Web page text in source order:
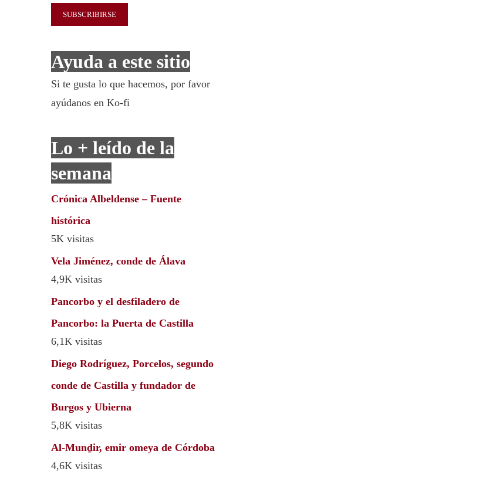
Ayuda a este sitio
Si te gusta lo que hacemos, por favor
ayúdanos en Ko-fi
Lo + leído de la
semana
Crónica Albeldense – Fuente
histórica
5K visitas
Vela Jiménez, conde de Álava
4,9K visitas
Pancorbo y el desfiladero de
Pancorbo: la Puerta de Castilla
6,1K visitas
Diego Rodríguez, Porcelos, segundo
conde de Castilla y fundador de
Burgos y Ubierna
5,8K visitas
Al-Munḏir, emir omeya de Córdoba
4,6K visitas